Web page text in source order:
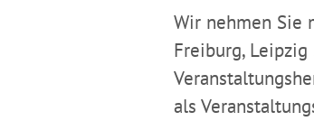
Wir nehmen Sie
Freiburg,
als